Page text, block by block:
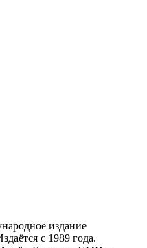
издание
с 1989 года.